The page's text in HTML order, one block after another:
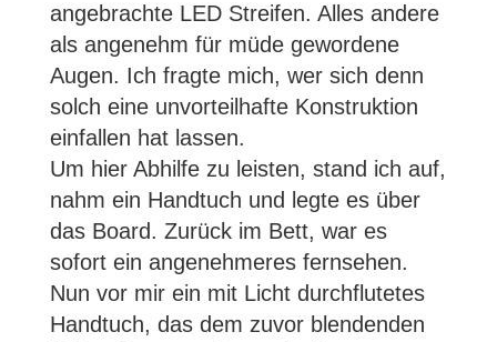
angebrachte LED Streifen. Alles andere
als angenehm für müde gewordene
Augen. Ich fragte mich, wer sich denn
solch eine unvorteilhafte Konstruktion
einfallen hat lassen.
Um hier Abhilfe zu leisten, stand ich auf,
nahm ein Handtuch und legte es über
das Board. Zurück im Bett, war es
sofort ein angenehmeres fernsehen.
Nun vor mir ein mit Licht durchflutetes
Handtuch, das dem zuvor blendenden